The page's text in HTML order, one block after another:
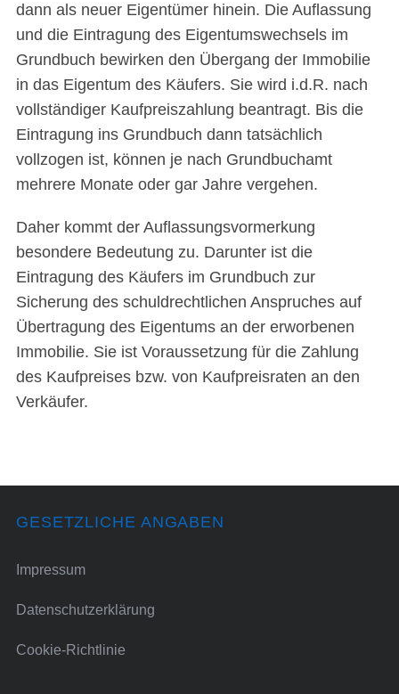
dann als neuer Eigentümer hinein. Die Auflassung
und die Eintragung des Eigentumswechsels im
Grundbuch bewirken den Übergang der Immobilie
in das Eigentum des Käufers. Sie wird i.d.R. nach
vollständiger Kaufpreiszahlung beantragt. Bis die
Eintragung ins Grundbuch dann tatsächlich
vollzogen ist, können je nach Grundbuchamt
mehrere Monate oder gar Jahre vergehen.
Daher kommt der Auflassungsvormerkung
besondere Bedeutung zu. Darunter ist die
Eintragung des Käufers im Grundbuch zur
Sicherung des schuldrechtlichen Anspruches auf
Übertragung des Eigentums an der erworbenen
Immobilie. Sie ist Voraussetzung für die Zahlung
des Kaufpreises bzw. von Kaufpreisraten an den
Verkäufer.
GESETZLICHE ANGABEN
Impressum
Datenschutzerklärung
Cookie-Richtlinie